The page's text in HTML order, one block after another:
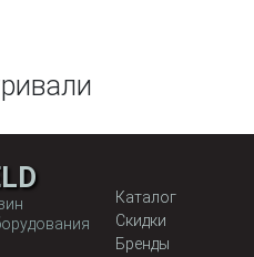
Каталог
Скидки
Бренды